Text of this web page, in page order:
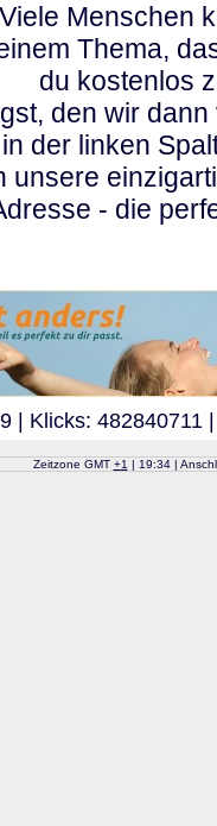
Viele Menschen
Thema,
du kostenlos
den wir
der linken
unsere
- die
| Klicks: 482840711
Zeitzone GMT +1 | 19:34 |